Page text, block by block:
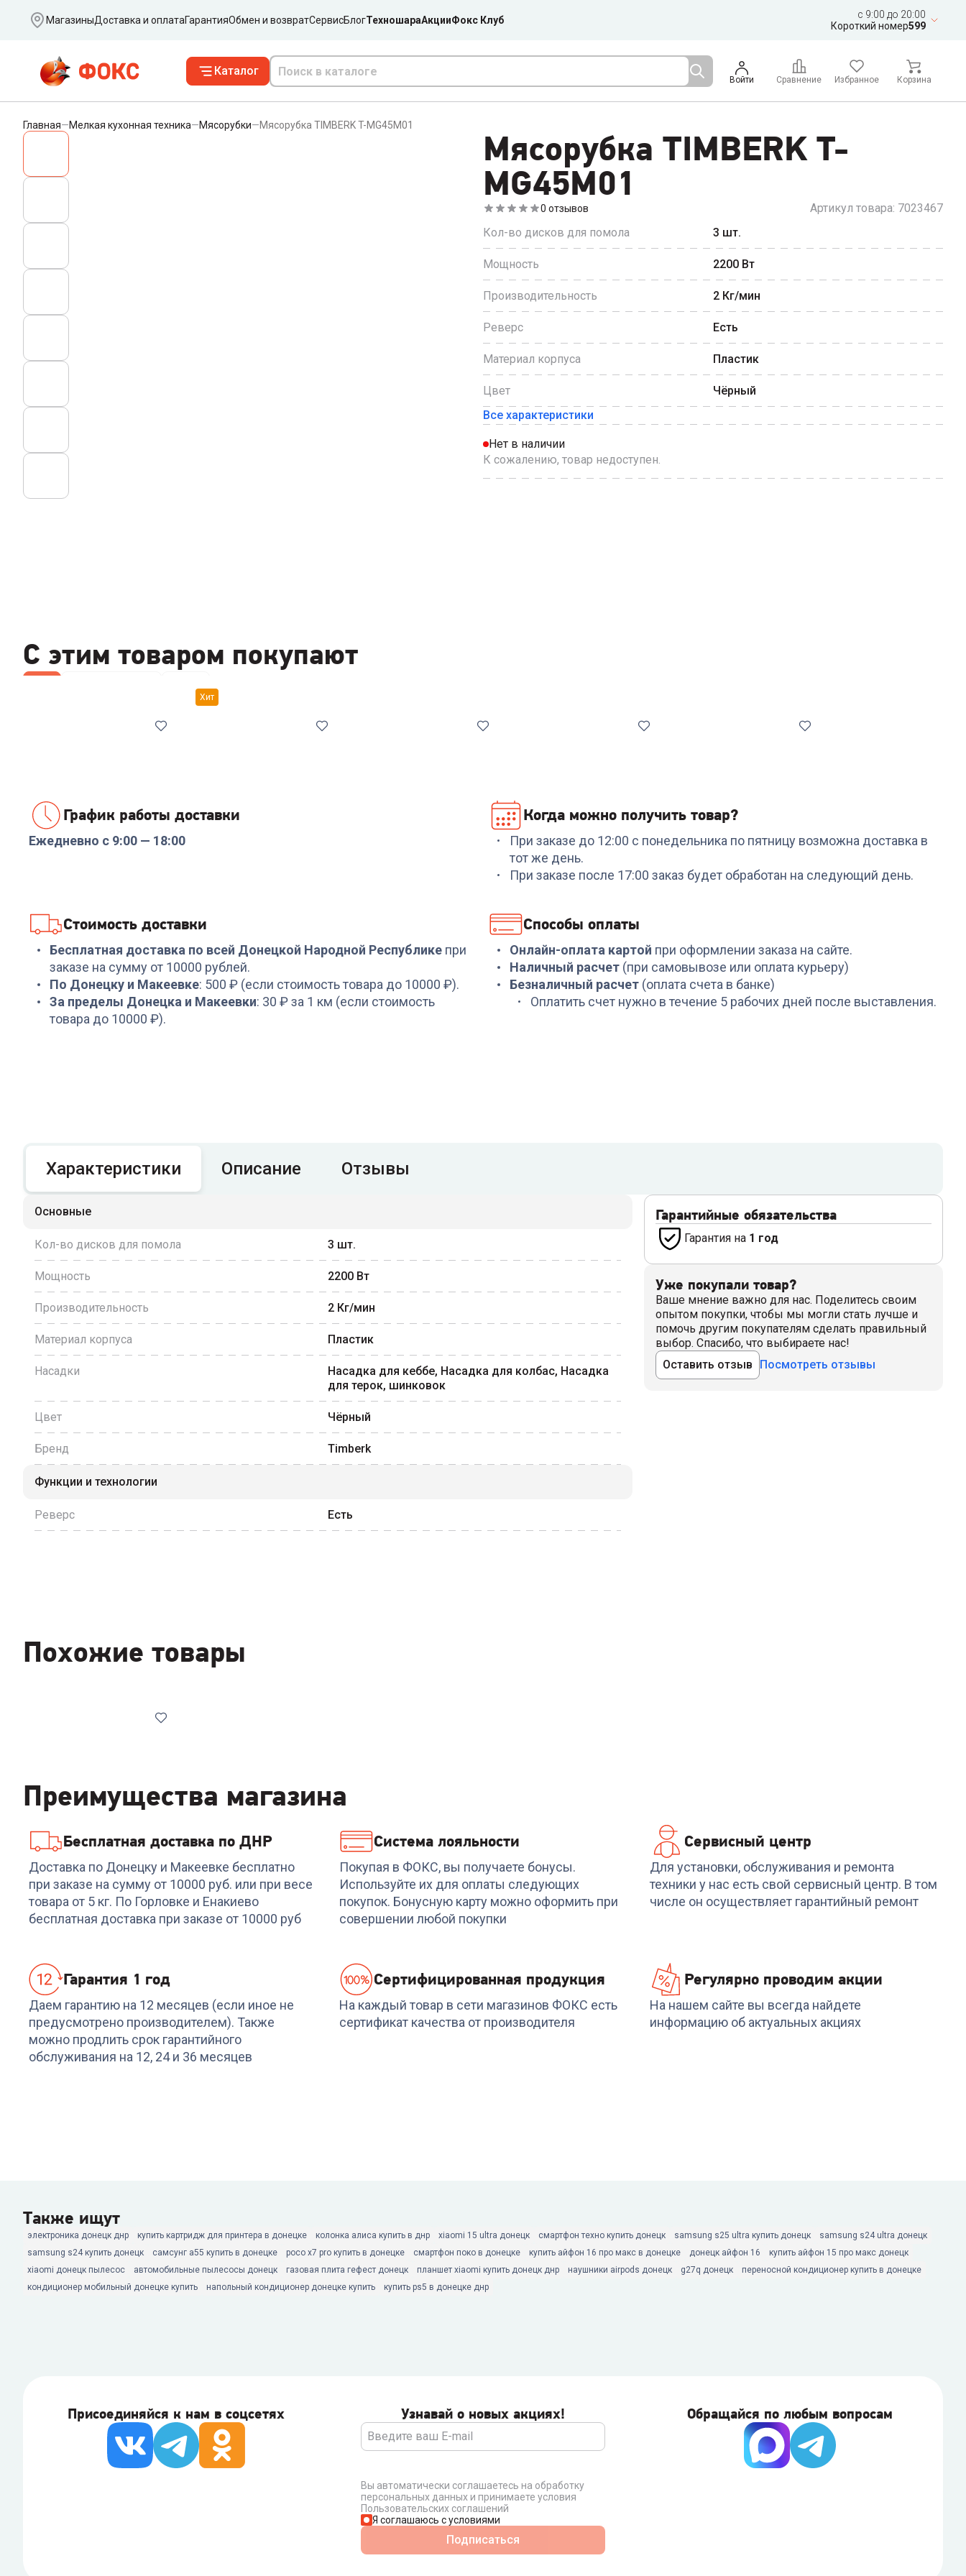
Ваш город
МагазиныДоставка и оплатаГарантияОбмен и возвратСервисБлогТехношараАкцииФокс Клуб
c 9:00 до 20:00
Короткий номер599
Каталог
Войти Сравнение Избранное Корзина
Главная—Мелкая кухонная техника—Мясорубки—Мясорубка TIMBERK T-MG45M01
Мясорубка TIMBERK T-
MG45M01
0 отзывов Артикул товара: 7023467
Кол-во дисков для помола
3 шт.
Мощность 2200 Вт
Производительность 2 Кг/мин
Реверс Есть
Материал корпуса Пластик
Цвет
Чёрный
Все характеристики
Нет в наличии
К сожалению, товар недоступен.
С этим товаром покупают
Код:7038561
2 999
Хит
18 999 10 999
Код:7001491
Набор инструментов
NADOBA ANEZKA 7 пр
8 999
Код:7040878
Набор инструментов
RONDELL RD-1859
3 999
Код: 6418252
Набор RONDELL
График работы доставки
Ежедневно с 9:00 — 18:00
Когда можно получить товар?
При заказе до 12:00 с понедельника по пятницу возможна доставка в
тот же день.
При заказе после 17:00 заказ будет обработан на следующий день.
Стоимость доставки
Бесплатная доставка по всей Донецкой Народной Республике при
заказе на сумму от 10000 рублей.
По Донецку и Макеевке: 500 ₽ (если стоимость товара до 10000 ₽).
За пределы Донецка и Макеевки: 30 ₽ за 1 км (если стоимость
товара до 10000 ₽).
Способы оплаты
Онлайн-оплата картой при оформлении заказа на сайте.
Наличный расчет (при самовывозе или оплата курьеру)
Безналичный расчет (оплата счета в банке)
Оплатить счет нужно в течение 5 рабочих дней после выставления.
Характеристики Описание Отзывы
Основные
Кол-во дисков для помола 3 шт.
Мощность 2200 Вт
Производительность 2 Кг/мин
Материал корпуса Пластик
Насадки
Насадка для кеббе, Насадка для колбас, Насадка
для терок, шинковок
Цвет Чёрный
Бренд Timberk
Функции и технологии
Реверс Есть
Гарантийные обязательства
Гарантия на 1 год
Уже покупали товар?
Ваше мнение важно для нас. Поделитесь своим
опытом покупки, чтобы мы могли стать лучше и
помочь другим покупателям сделать правильный
выбор. Спасибо, что выбираете нас!
Оставить отзыв
Посмотреть отзывы
Похожие товары
Код:6585910
Мясорубка ARESA AR-
2104
+155бонусов
Преимущества магазина
Бесплатная доставка по ДНР
Доставка по Донецку и Макеевке бесплатно
при заказе на сумму от 10000 руб. или при весе
товара от 5 кг. По Горловке и Енакиево
бесплатная доставка при заказе от 10000 руб
Система лояльности
Покупая в ФОКС, вы получаете бонусы.
Используйте их для оплаты следующих
покупок. Бонусную карту можно оформить при
совершении любой покупки
Сервисный центр
Для установки, обслуживания и ремонта
техники у нас есть свой сервисный центр. В том
числе он осуществляет гарантийный ремонт
Гарантия 1 год
Даем гарантию на 12 месяцев (если иное не
предусмотрено производителем). Также
можно продлить срок гарантийного
обслуживания на 12, 24 и 36 месяцев
Cертифицированная продукция
На каждый товар в сети магазинов ФОКС есть
сертификат качества от производителя
Регулярно проводим акции
На нашем сайте вы всегда найдете
информацию об актуальных акциях
Также ищут
электроника донецк днр купить картридж для принтера в донецке колонка алиса купить в днр xiaomi 15 ultra донецк смартфон техно купить донецк samsung s25 ultra купить донецк
samsung s24 ultra донецк
samsung s24 купить донецк
самсунг а55 купить в донецке poco x7 pro купить в донецке смартфон поко в донецке купить айфон 16 про макс в донецке донецк айфон 16
купить айфон 15 про макс донецк
xiaomi донецк пылесос
автомобильные пылесосы донецк газовая плита гефест донецк планшет xiaomi купить донецк днр наушники airpods донецк g27q донецк
переносной кондиционер купить в донецке
кондиционер мобильный донецке купить
напольный кондиционер донецке купить купить ps5 в донецке днр
Присоединяйся к нам в соцсетях Узнавай о новых акциях!
Вы автоматически соглашаетесь на обработку
персональных данных и принимаете условия
Пользовательских соглашений
Я соглашаюсь с условиями
Подписаться
Обращайся по любым вопросам